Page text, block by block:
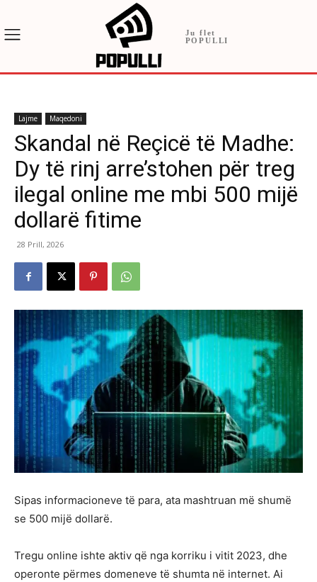
Ju flet
POPULLI
Lajme Maqedoni
Skandal në Reçicë të Madhe:
Dy të rinj arre’stohen për treg
ilegal online me mbi 500 mijë
dollarë fitime
28 Prill, 2026
Sipas informacioneve të para, ata mashtruan më shumë
se 500 mijë dollarë.
Tregu online ishte aktiv që nga korriku i vitit 2023, dhe
operonte përmes domeneve të shumta në internet. Ai